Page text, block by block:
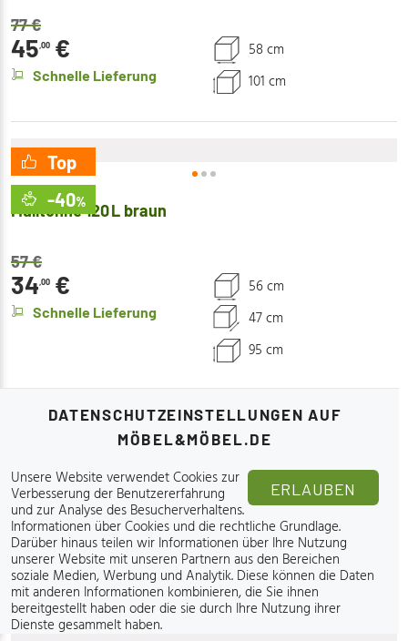
DATENSCHUTZEINSTELLUNGEN AUF
MÖBEL&MÖBEL.DE
ERLAUBEN
Unsere Website verwendet Cookies zur
Verbesserung der Benutzererfahrung
und zur Analyse des Besucherverhaltens.
Informationen über Cookies und die rechtliche Grundlage.
Darüber hinaus teilen wir Informationen über Ihre Nutzung
unserer Website mit unseren Partnern aus den Bereichen
soziale Medien, Werbung und Analytik. Diese können die Daten
mit anderen Informationen kombinieren, die Sie ihnen
bereitgestellt haben oder die sie durch Ihre Nutzung ihrer
Dienste gesammelt haben.
77€
45,00 €
Schnelle Lieferung
58 cm
101 cm
Top
-40%
Mirpol
Mülltonne 120 L braun
57€
34,00 €
Schnelle Lieferung
56 cm
47 cm
95 cm
Schwimmbrillen, Packung mit 24 Stück – BES30216
73,00€
Auf Lagerbeim Lieferanten